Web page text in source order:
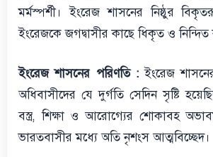
মর্মস্পর্শী। ইংরেজ শাসনের নিষ্ঠুর
ইংরেজকে জগদ্বাসীর কাছে ধিকৃত ও নিন্দিত
ইংরেজ শাসনের পরিণতি :ইংরেজ
অধিবাসীদের যে দুর্গতি সেদিন সৃষ্টি
বস্ত্র, শিক্ষা ও আরোগ্যের শোকাবহ
ভারতবাসীর মধ্যে অতি নৃশংস আত্মবিচ্ছেদ।